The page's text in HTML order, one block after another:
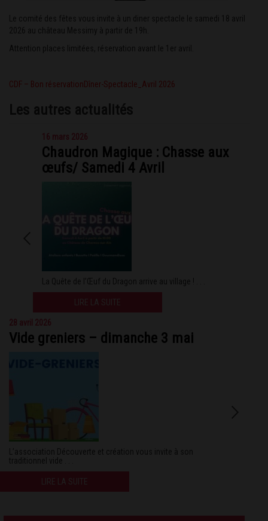
Le comité des fêtes vous invite à un diner spectacle le samedi 18 avril
2026 au château Messimy à partir de 19h.
Attention places limitées, réservation avant le 1er avril.
CDF – Bon réservationDîner-Spectacle_Avril 2026
Les autres actualités
16 mars 2026
Chaudron Magique : Chasse aux
œufs/ Samedi 4 Avril
La Quête de l’Œuf du Dragon arrive au village ! . . .
LIRE LA SUITE
28 avril 2026
Vide greniers – dimanche 3 mai
L’association Découverte et création vous invite à son
traditionnel vide . . .
LIRE LA SUITE